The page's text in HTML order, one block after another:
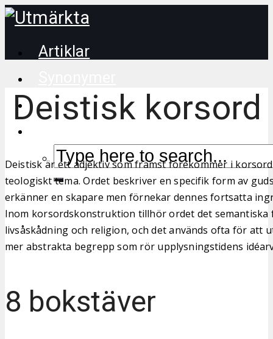
Artiklar
Korsordstips
Deistisk korsord
Deistisk är ett adjektiv som främst förekommer i
teologiskt tema. Ordet beskriver en specifik form av
erkänner en skapare men förnekar dennes fortsatta
Inom korsordskonstruktion tillhör ordet det
livsåskådning och religion, och det används ofta för att
mer abstrakta begrepp som rör upplysningstidens
8 bokstäver